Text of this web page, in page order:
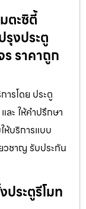
ตะซิตี้
งประตู
ราคาถูก
ารโดย ประตู
ะ ให้คำปรึกษา
ห้บริการแบบ
วชาญ รับประกัน
ระตูรีโมท